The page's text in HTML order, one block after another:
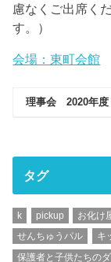
慮なくご出席く
す。）
会場：東町会館
理事会 2020年度
タグ
k pickup お化け
せんちゅうパル
キ
保護者と子供たちの